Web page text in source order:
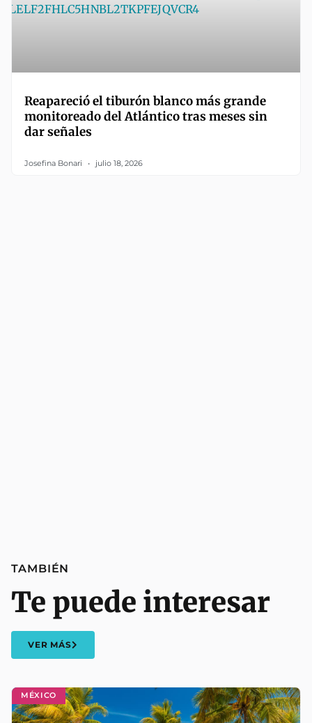
Reapareció el tiburón blanco más grande
monitoreado del Atlántico tras meses sin
dar señales
Josefina Bonari julio 18, 2026
MÉXICO
TAMBIÉN
Te puede interesar
VER MÁS